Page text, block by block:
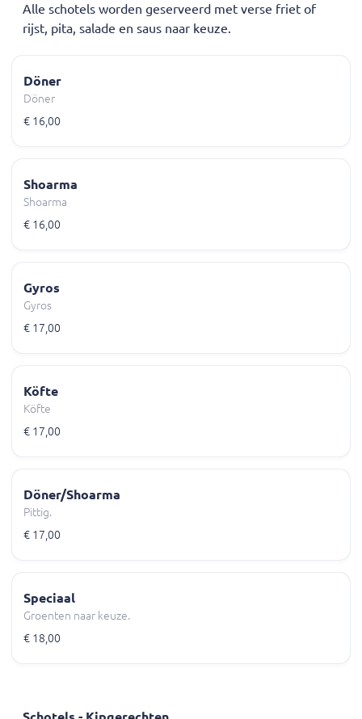
Alle schotels worden geserveerd met verse friet of
rijst, pita, salade en saus naar keuze.
Döner
Döner
€ 16,00
Shoarma
Shoarma
€ 16,00
Gyros
Gyros
€ 17,00
Köfte
Köfte
€ 17,00
Döner/Shoarma
Pittig.
€ 17,00
Speciaal
Groenten naar keuze.
€ 18,00